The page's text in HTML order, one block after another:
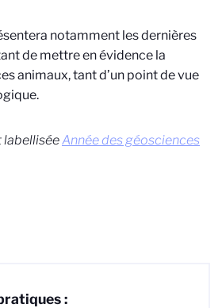
notamment les dernières
de mettre en évidence la
animaux, tant d’un point de vue
labelliséeAnnée des géosciences
: